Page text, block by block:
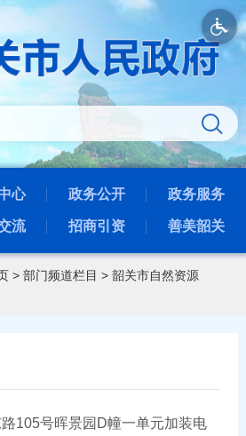
心 政务公开 政务服务
流 招商引资 善美韶关
> 部门频道栏目 > 韶关市自然资源
105号晖景园D幢一单元加装电